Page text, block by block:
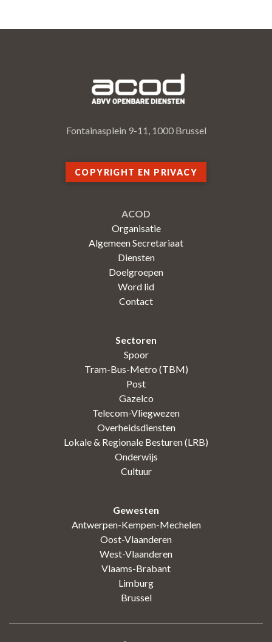
Fontainasplein 9-11, 1000 Brussel
COPYRIGHT EN PRIVACY
ACOD
Organisatie
Algemeen Secretariaat
Diensten
Doelgroepen
Word lid
Contact
Sectoren
Spoor
Tram-Bus-Metro (TBM)
Post
Gazelco
Telecom-Vliegwezen
Overheidsdiensten
Lokale & Regionale Besturen (LRB)
Onderwijs
Cultuur
Gewesten
Antwerpen-Kempen-Mechelen
Oost-Vlaanderen
West-Vlaanderen
Vlaams-Brabant
Limburg
Brussel